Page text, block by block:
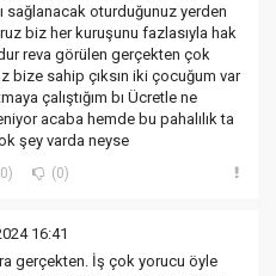
sağlanacak oturduğunuz yerden
biz her kuruşunu fazlasıyla hak
reva görülen gerçekten çok
bize sahip çıksın iki çocuğum var
çalıştığım bı Ücretle ne
acaba hemde bu pahalılık ta
şey varda neyse
(0)
16:41
gerçekten. İş çok yorucu öyle